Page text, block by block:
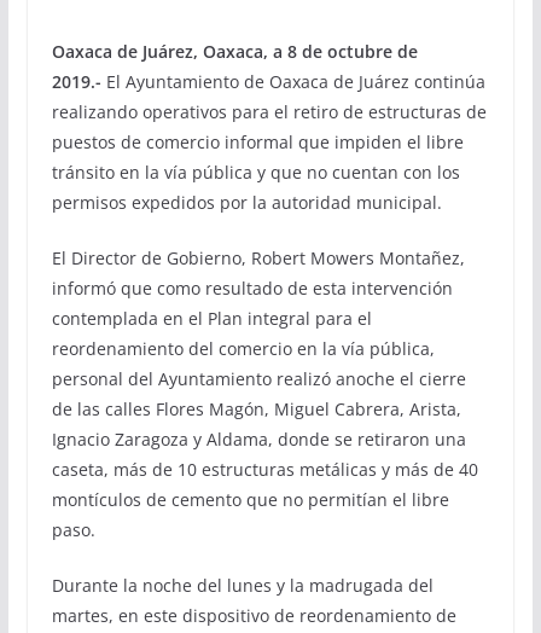
Oaxaca de Juárez, Oaxaca, a 8 de octubre de
2019.- El Ayuntamiento de Oaxaca de Juárez continúa
realizando operativos para el retiro de estructuras de
puestos de comercio informal que impiden el libre
tránsito en la vía pública y que no cuentan con los
permisos expedidos por la autoridad municipal.
El Director de Gobierno, Robert Mowers Montañez,
informó que como resultado de esta intervención
contemplada en el Plan integral para el
reordenamiento del comercio en la vía pública,
personal del Ayuntamiento realizó anoche el cierre
de las calles Flores Magón, Miguel Cabrera, Arista,
Ignacio Zaragoza y Aldama, donde se retiraron una
caseta, más de 10 estructuras metálicas y más de 40
montículos de cemento que no permitían el libre
paso.
Durante la noche del lunes y la madrugada del
martes, en este dispositivo de reordenamiento de